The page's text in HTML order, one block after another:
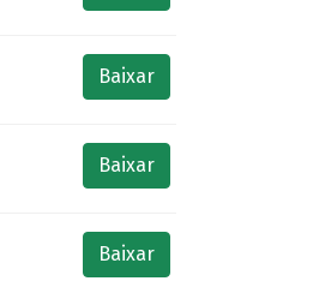
Baixar
Baixar
Baixar